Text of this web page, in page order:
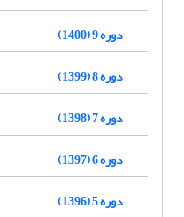
دوره 9 (1400)
دوره 8 (1399)
دوره 7 (1398)
دوره 6 (1397)
دوره 5 (1396)